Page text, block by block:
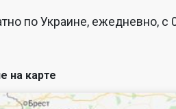
по Украине, ежедневно, с
на карте